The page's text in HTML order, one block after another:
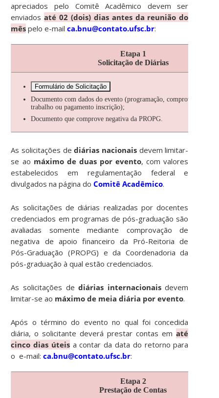
apreciados pelo Comitê Acadêmico devem ser
enviadosaté 02 (dois) dias antes da reunião do
mês pelo e-mailca.bnu@contato.ufsc.br:
Etapa 1
Solicitação de Diárias
Formulário de Solicitação
Documento com dados do evento (programação, comprovante de
trabalho ou pagamento inscrição);
Documento que comprove negativa da PROPG.
As solicitações dediárias nacionais devem limitar-
se ao máximo de duas por evento, com valores
estabelecidos em regulamentação federal e
divulgados na página doComitê Acadêmico.
As solicitações de diárias realizadas por docentes
credenciados em programas de pós-graduação são
avaliadas somente mediante comprovação de
negativa de apoio financeiro da Pró-Reitoria de
Pós-Graduação (PROPG) e da Coordenadoria da
pós-graduação à qual estão credenciados.
As solicitações dediárias internacionaisdevem
limitar-se ao máximo de meia diária por evento.
Após o término do evento no qual foi concedida
diária, o solicitante deverá prestar contas ematé
cinco dias úteisa contar da data do retorno para
o e-mail:ca.bnu@contato.ufsc.br:
Etapa 2
Prestação de Contas